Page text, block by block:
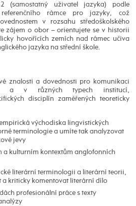
(samostatný uživatel jazyka) podle
referenčního rámce pro jazyky, což
v rozsahu středoškolského
zájem o obor – orientujete se v historii
hovořících zemích nad rámec učiva
jazyka na střední škole.
znalosti a dovednosti pro komunikaci
a v různých typech institucí,
disciplín zaměřených teoreticky
východiska lingvistických
terminologie a umíte tak analyzovat
jevy
a kulturním kontextům anglofonních
literární terminologii a literární teorii,
a kriticky komentovat literární dílo
profesionální práce s texty